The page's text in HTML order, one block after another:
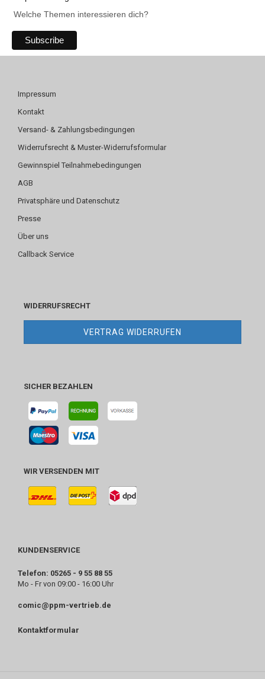
Welche Themen interessieren dich?
Impressum
Kontakt
Versand- & Zahlungsbedingungen
Widerrufsrecht & Muster-Widerrufsformular
Gewinnspiel Teilnahmebedingungen
AGB
Privatsphäre und Datenschutz
Presse
Über uns
Callback Service
WIDERRUFSRECHT
VERTRAG WIDERRUFEN
SICHER BEZAHLEN
WIR VERSENDEN MIT
KUNDENSERVICE
Telefon: 05265 - 9 55 88 55
Mo - Fr von 09:00 - 16:00 Uhr
comic@ppm-vertrieb.de
Kontaktformular